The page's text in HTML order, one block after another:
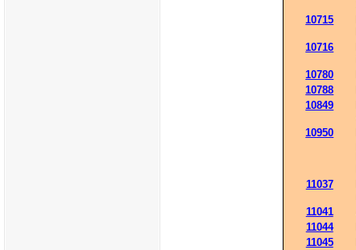
10715
10716
10780
10788
10849
10950
11037
11041
11044
11045